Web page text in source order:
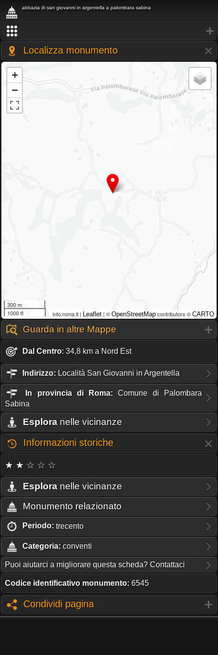
abbazia di san giovanni in argentella a palombara sabina
Localizza monumento
+
−
300 m
1000 ft
info.roma.it | Leaflet | © OpenStreetMap contributors © CARTO
Guarda in altre Mappe
Dal Centro: 34,8 km a Nord Est
Indirizzo: Località San Giovanni in Argentella
In provincia di Roma: Comune di Palombara
Sabina
Esplora nelle vicinanze
Informazioni storiche
★ ★ ☆ ☆ ☆
Esplora nelle vicinanze
Monumento relazionato
Periodo: trecento
Categoria: conventi
Puoi aiutarci a migliorare questa scheda? Contattaci
Codice identificativo monumento: 6545
Condividi pagina